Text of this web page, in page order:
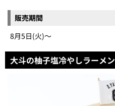
販売期間
8月5日(火)～
大斗の柚子塩冷やしラーメン